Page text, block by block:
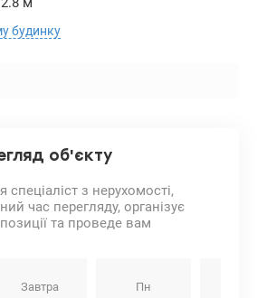
будинку
об'єкту
з нерухомості,
час перегляду, організує
та проведе вам
Завтра Пн